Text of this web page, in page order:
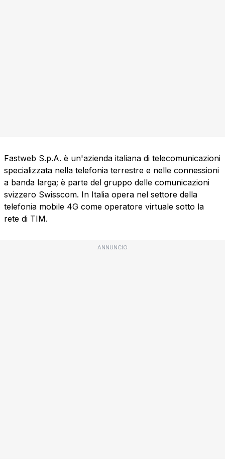
Fastweb S.p.A. è un'azienda italiana di telecomunicazioni
specializzata nella telefonia terrestre e nelle connessioni
a banda larga; è parte del gruppo delle comunicazioni
svizzero Swisscom. In Italia opera nel settore della
telefonia mobile 4G come operatore virtuale sotto la
rete di TIM.
ANNUNCIO